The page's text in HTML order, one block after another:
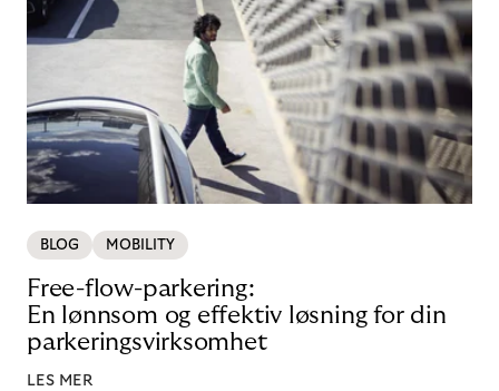
BLOG MOBILITY
Free-flow-parkering:
En lønnsom og effektiv løsning for din
parkeringsvirksomhet
LES MER